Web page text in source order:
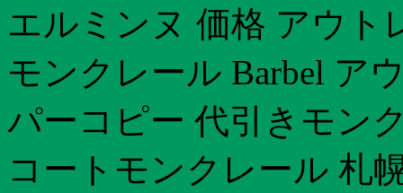
エルミンヌ 価格 アウト
モンクレール Barbel ア
パーコピー 代引きモン
コートモンクレール 札